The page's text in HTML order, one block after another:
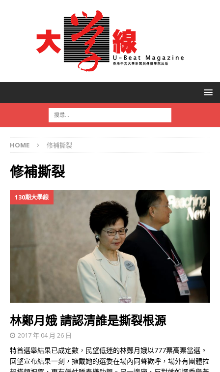
HOME 修補撕裂
修補撕裂
130期大學線
林鄭月娥 請認清誰是撕裂根源
2017 年 04 月 26 日
特首選舉結果已成定數，民望低迷的林鄭月娥以777票高票當選。
回望宣布結果一刻，擁戴她的選委在場內同聲歡呼，場外有團體拉